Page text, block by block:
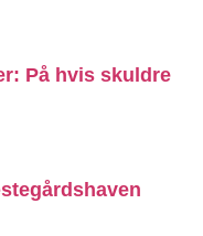
På hvis skuldre